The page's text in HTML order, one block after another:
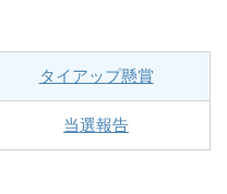
タイアップ懸賞
当選報告